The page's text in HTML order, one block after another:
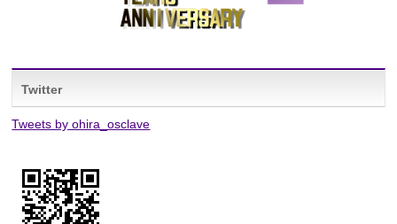
Twitter
Tweets by ohira_osclave